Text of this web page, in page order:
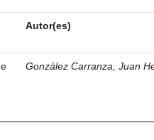
Autor(es)
González Carranza, Juan